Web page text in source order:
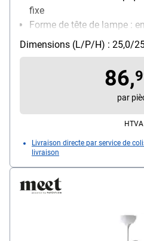
fixe
Forme de tête de lampe :
ouvert vers le haut
Montage : pied
Modèle d'ampoule :
Particularités : pédale sur
Dimensions (L/P/H) : 25,0/
86,
par
HTVA
Livraison directe par service de
livraison